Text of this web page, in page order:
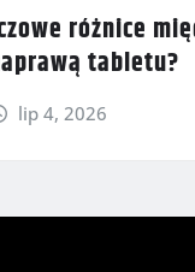
różnice
tabletu?
lip 4, 2026